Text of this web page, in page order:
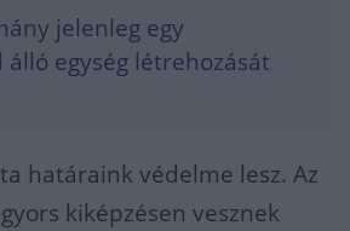
jelenleg egy
egység létrehozását
határaink védelme lesz. Az
kiképzésen vesznek